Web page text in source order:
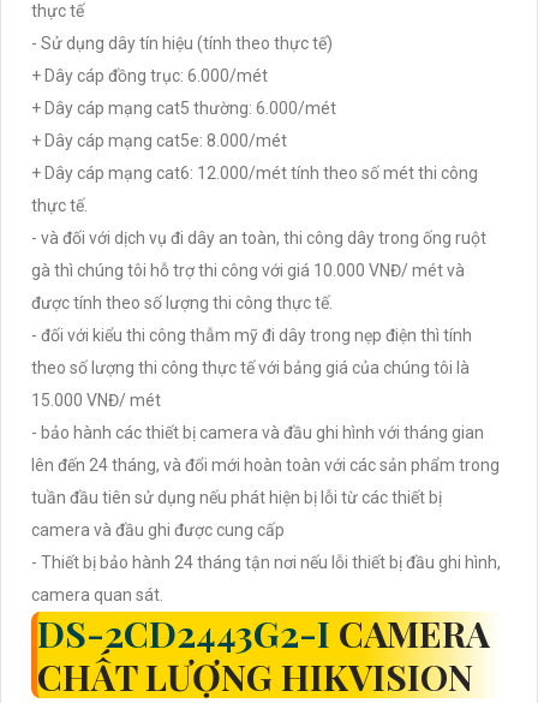
thực tế
- Sử dụng dây tín hiệu (tính theo thực tế)
+ Dây cáp đồng trục: 6.000/mét
+ Dây cáp mạng cat5 thường: 6.000/mét
+ Dây cáp mạng cat5e: 8.000/mét
+ Dây cáp mạng cat6: 12.000/mét tính theo số mét thi công
thực tế.
- và đối với dịch vụ đi dây an toàn, thi công dây trong ống ruột
gà thì chúng tôi hỗ trợ thi công với giá 10.000 VNĐ/ mét và
được tính theo số lượng thi công thực tế.
- đối với kiểu thi công thẫm mỹ đi dây trong nẹp điện thì tính
theo số lượng thi công thực tế với bảng giá của chúng tôi là
15.000 VNĐ/ mét
- bảo hành các thiết bị camera và đầu ghi hình với tháng gian
lên đến 24 tháng, và đổi mới hoàn toàn với các sản phẩm trong
tuần đầu tiên sử dụng nếu phát hiện bị lỗi từ các thiết bị
camera và đầu ghi được cung cấp
- Thiết bị bảo hành 24 tháng tận nơi nếu lỗi thiết bị đầu ghi hình,
camera quan sát.
DS-2CD2443G2-I CAMERA
CHẤT LƯỢNG HIKVISION